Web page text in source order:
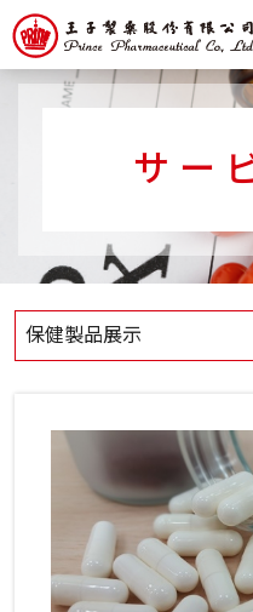
サー
保健製品展示